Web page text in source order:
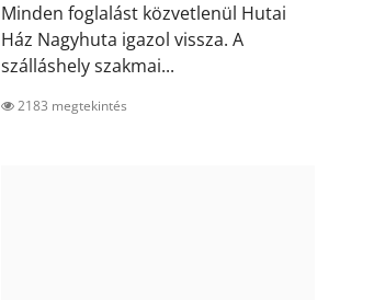
Minden foglalást közvetlenül Hutai
Ház Nagyhuta igazol vissza. A
szálláshely szakmai...
2183 megtekintés